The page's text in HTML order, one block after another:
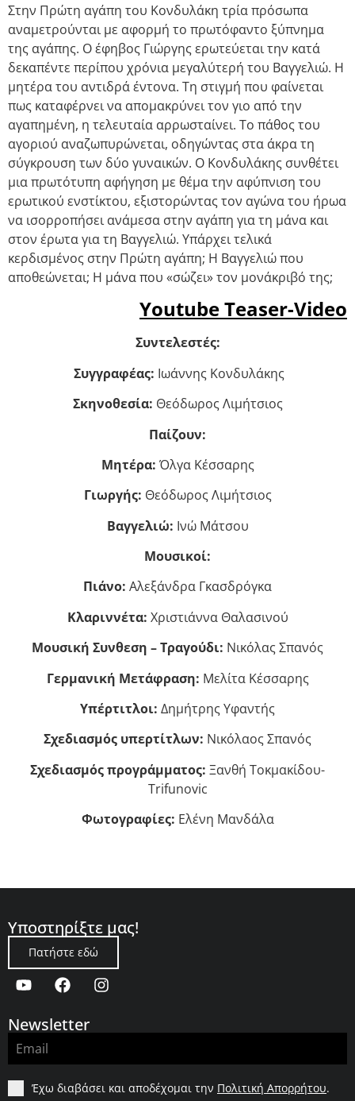
Στην Πρώτη αγάπη του Κονδυλάκη τρία πρόσωπα
αναμετρούνται με αφορμή το πρωτόφαντο ξύπνημα
της αγάπης. Ο έφηβος Γιώργης ερωτεύεται την κατά
δεκαπέντε περίπου χρόνια μεγαλύτερή του Βαγγελιώ. Η
μητέρα του αντιδρά έντονα. Τη στιγμή που φαίνεται
πως καταφέρνει να απομακρύνει τον γιο από την
αγαπημένη, η τελευταία αρρωσταίνει. Το πάθος του
αγοριού αναζωπυρώνεται, οδηγώντας στα άκρα τη
σύγκρουση των δύο γυναικών. Ο Κονδυλάκης συνθέτει
μια πρωτότυπη αφήγηση με θέμα την αφύπνιση του
ερωτικού ενστίκτου, εξιστορώντας τον αγώνα του ήρωα
να ισορροπήσει ανάμεσα στην αγάπη για τη μάνα και
στον έρωτα για τη Βαγγελιώ. Υπάρχει τελικά
κερδισμένος στην Πρώτη αγάπη; Η Βαγγελιώ που
αποθεώνεται; Η μάνα που «σώζει» τον μονάκριβό της;
Youtube Teaser-Video
Συντελεστές:
Συγγραφέας: Ιωάννης Κονδυλάκης
Σκηνοθεσία: Θεόδωρος Λιμήτσιος
Παίζουν:
Μητέρα: Όλγα Κέσσαρης
Γιωργής: Θεόδωρος Λιμήτσιος
Βαγγελιώ: Ινώ Μάτσου
Μουσικοί:
Πιάνο: Αλεξάνδρα Γκασδρόγκα
Κλαριννέτα: Χριστιάννα Θαλασινού
Μουσική Συνθεση – Τραγούδι: Νικόλας Σπανός
Γερμανική Μετάφραση: Μελίτα Κέσσαρης
Υπέρτιτλοι: Δημήτρης Υφαντής
Σχεδιασμός υπερτίτλων: Νικόλαος Σπανός
Σχεδιασμός προγράμματος: Ξανθή Τοκμακίδου-
Trifunovic
Φωτογραφίες: Ελένη Μανδάλα
Υποστηρίξτε μας!
Πατήστε εδώ
Newsletter
Έχω διαβάσει και αποδέχομαι την Πολιτική Απορρήτου.